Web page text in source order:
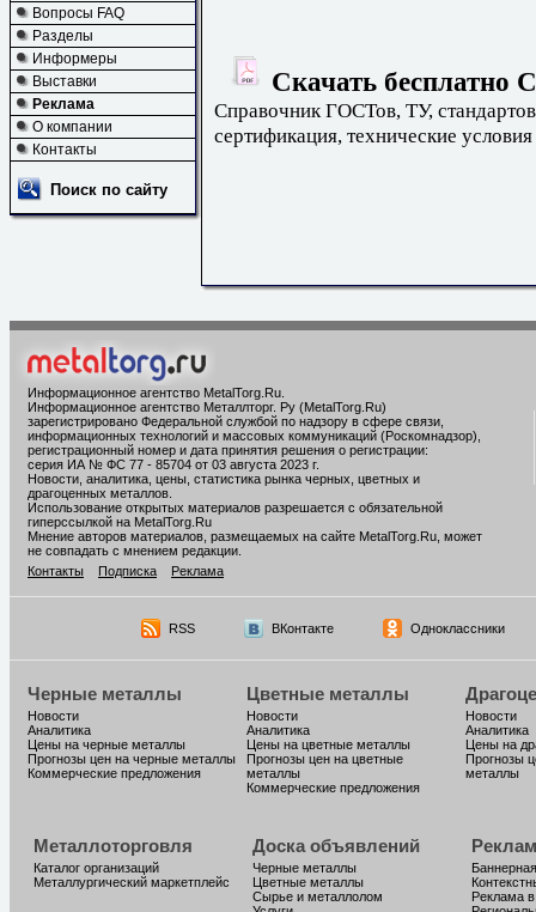
Вопросы FAQ
Разделы
Информеры
Выставки
Реклама
О компании
Контакты
Поиск по сайту
Скачать бесплатно
Справочник ГОСТов, ТУ,
сертификация, технические условия
Информационное агентство MetalTorg.Ru
Информационное агентство Металлторг. Ру (MetalTorg.Ru)
зарегистрировано Федеральной службой по надзору в сфере связи,
информационных технологий и массовых коммуникаций (Роскомнадзор),
регистрационный номер и дата принятия решения о регистрации:
серия ИА № ФС 77 - 85704 от 03 августа 2023 г.
Новости, аналитика, цены, статистика рынка черных, цветных и
драгоценных металлов.
Использование открытых материалов разрешается с обязательной
гиперссылкой на MetalTorg.Ru
Мнение авторов материалов, размещаемых на сайте MetalTorg.Ru, может
не совпадать с мнением редакции.
Контакты
Подписка Реклама
RSS ВКонтакте Одноклассники
Черные металлы
Новости
Аналитика
Цены на черные металлы
Прогнозы цен на черные металлы
Коммерческие предложения
Цветные металлы
Новости
Аналитика
Цены на цветные металлы
Прогнозы цен на цветные
металлы
Коммерческие предложения
Новости
Аналитика
Цены на
Прогнозы
металлы
Металлоторговля
Каталог организаций
Металлургический маркетплейс
Доска объявлений
Черные металлы
Цветные металлы
Сырье и металлолом
Реклама